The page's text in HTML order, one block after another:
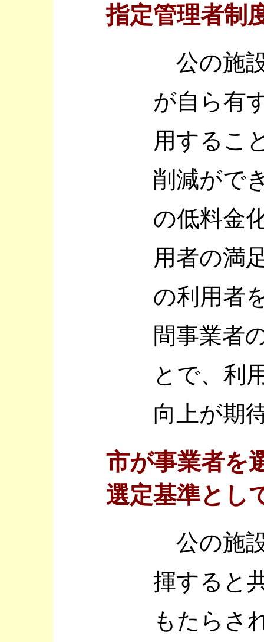
指定管理者制
公の施
が自ら有
用するこ
削減がで
の低料金
用者の満
の利用者
間事業者
とで、利
向上が期
市が事業者を
選定基準とし
公の施
揮すると
もたらさ